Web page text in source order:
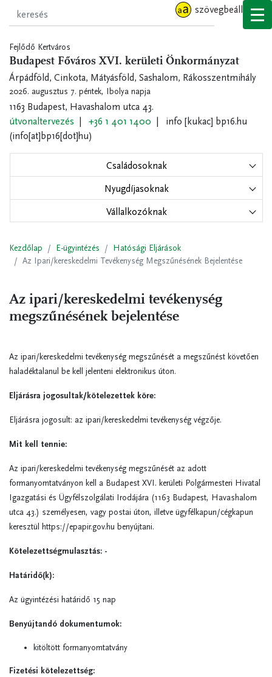
szövegbeállítások
Fejlődő Kertváros
Budapest Főváros XVI. kerületi Önkormányzat
Árpádföld, Cinkota, Mátyásföld, Sashalom, Rákosszentmihály
2026. augusztus 7. péntek, Ibolya napja
1163 Budapest, Havashalom utca 43.
útvonaltervezés
+36 1 401 1400 info [kukac] bp16.hu
(info[at]bp16[dot]hu)
Családosoknak
Nyugdíjasoknak
Vállalkozóknak
Kezdőlap E-ügyintézés
Hatósági Eljárások
Az Ipari/kereskedelmi Tevékenység Megszűnésének Bejelentése
Az ipari/kereskedelmi tevékenység
megszűnésének bejelentése
Az ipari/kereskedelmi tevékenység megszűnését a megszűnést követően
haladéktalanul be kell jelenteni elektronikus úton.
Eljárásra jogosultak/kötelezettek köre:
Eljárásra jogosult: az ipari/kereskedelmi tevékenység végzője.
Mit kell tennie:
Az ipari/kereskedelmi tevékenység megszűnését az adott
formanyomtatványon kell a Budapest XVI. kerületi Polgármesteri Hivatal
Igazgatási és Ügyfélszolgálati Irodájára (1163 Budapest, Havashalom
utca 43.) személyesen, vagy postai úton, illetve ügyfélkapun/cégkapun
keresztül https://epapir.gov.hu benyújtani.
Kötelezettségmulasztás: -
Határidő(k):
Az ügyintézési határidő 15 nap
Benyújtandó dokumentumok:
kitöltött formanyomtatvány
Fizetési kötelezettség: